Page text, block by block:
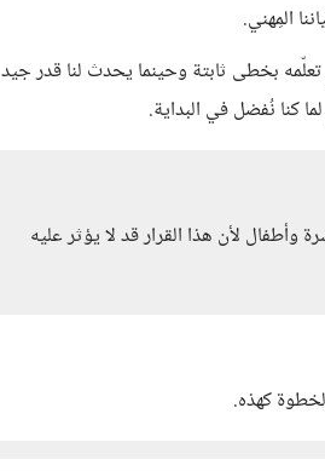
المِهني.
تعلّمه بخطى ثابتة وحينما يحدث لنا قدر جيد
كنا نُفضل في البداية.
لأن هذا القرار قد لا يؤثر عليه
كهذه.